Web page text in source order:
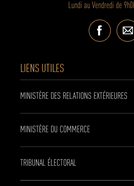
Lundi au Vendredi de
LIENS UTILES
MINISTÈRE DES RELATIONS EXTÉRIEURES
MINISTÈRE DU COMMERCE
TRIBUNAL ÉLECTORAL